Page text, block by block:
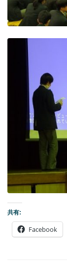
共有:
Facebook